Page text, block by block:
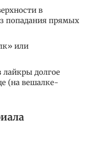
в
попадания прямых
или
лайкры долгое
(на вешалке-